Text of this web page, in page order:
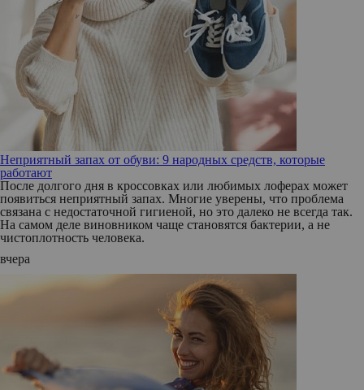
Неприятный запах от обуви: 9 народных средств, которые
работают
После долгого дня в кроссовках или любимых лоферах может
появиться неприятный запах. Многие уверены, что проблема
связана с недостаточной гигиеной, но это далеко не всегда так.
На самом деле виновником чаще становятся бактерии, а не
чистоплотность человека.
вчера